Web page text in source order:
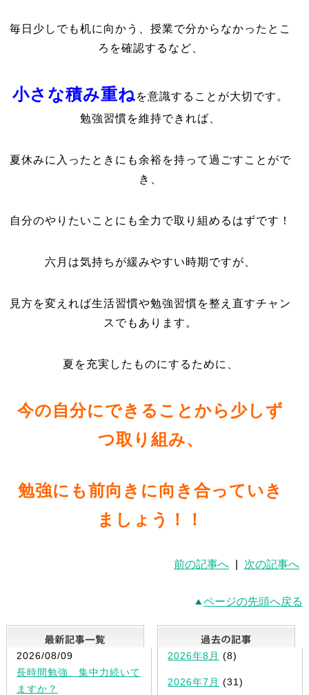
毎日少しでも机に向かう、授業で分からなかったとこ
ろを確認するなど、
小さな積み重ねを意識することが大切です。
勉強習慣を維持できれば、
夏休みに入ったときにも余裕を持って過ごすことがで
き、
自分のやりたいことにも全力で取り組めるはずです！
六月は気持ちが緩みやすい時期ですが、
見方を変えれば生活習慣や勉強習慣を整え直すチャン
スでもあります。
夏を充実したものにするために、
今の自分にできることから少しず
つ取 り組み、
勉強にも前向きに向き合っていき
ましょう！！
前の記事へ 次の記事へ
ページの先頭へ戻る
最新記事一覧
2026/08/09
長時間勉強、集中力続いて
ますか？
2026年8月 (8)
2026年7月 (31)